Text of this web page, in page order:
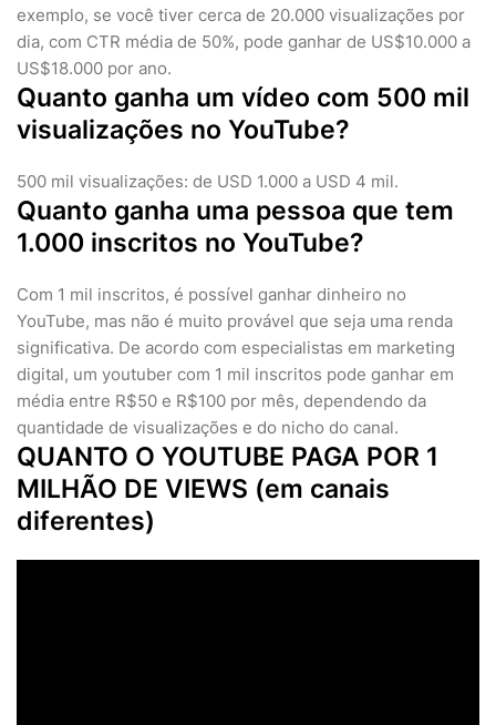
exemplo, se você tiver cerca de 20.000 visualizações por
dia, com CTR média de 50%, pode ganhar de US$10.000 a
US$18.000 por ano.
Quanto ganha um vídeo com 500 mil
visualizações no YouTube?
500 mil visualizações: de USD 1.000 a USD 4 mil.
Quanto ganha uma pessoa que tem
1.000 inscritos no YouTube?
Com 1 mil inscritos, é possível ganhar dinheiro no
YouTube, mas não é muito provável que seja uma renda
significativa. De acordo com especialistas em marketing
digital, um youtuber com 1 mil inscritos pode ganhar em
média entre R$50 e R$100 por mês, dependendo da
quantidade de visualizações e do nicho do canal.
QUANTO O YOUTUBE PAGA POR 1
MILHÃO DE VIEWS (em canais
diferentes)